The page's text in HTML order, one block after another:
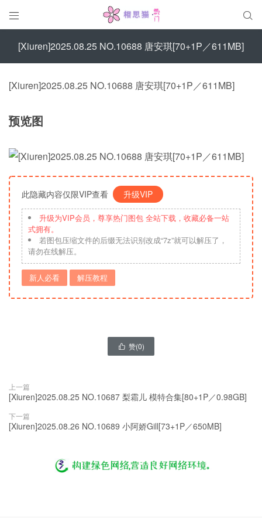
 
[Xiuren]2025.08.25 NO.10688 唐安琪[70+1P／611MB]
[Xiuren]2025.08.25 NO.10688 唐安琪[70+1P／611MB]
预览图
此隐藏内容仅限VIP查看 升级VIP
升级为VIP会员，尊享热门图包 全站下载，收藏必备一站
式拥有。
若图包压缩文件的后缀无法识别改成“7z”就可以解压了，
请勿在线解压。
新人必看 解压教程
 赞(0)
上一篇
[Xiuren]2025.08.25 NO.10687 梨霜儿 模特合集[80+1P／0.98GB]
下一篇
[Xiuren]2025.08.26 NO.10689 小阿娇Gill[73+1P／650MB]